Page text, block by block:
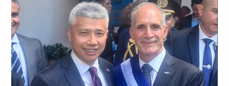
Nasry
Asfura
fortalece
lazos
con
China
en